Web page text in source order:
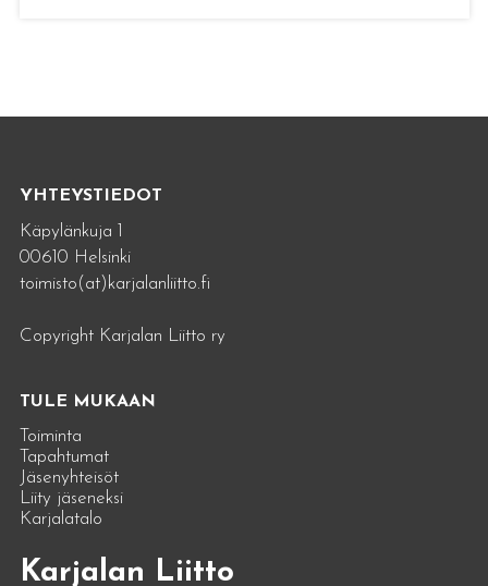
YHTEYSTIEDOT
Käpylänkuja 1
00610 Helsinki
toimisto(at)karjalanliitto.fi
Copyright Karjalan Liitto ry
TULE MUKAAN
Toiminta
Tapahtumat
Jäsenyhteisöt
Liity jäseneksi
Karjalatalo
Karjalan Liitto